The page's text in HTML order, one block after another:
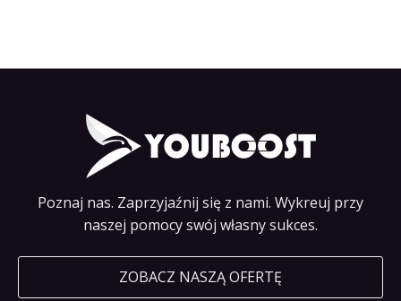
Poznaj nas. Zaprzyjaźnij się z nami. Wykreuj przy
naszej pomocy swój własny sukces.
ZOBACZ NASZĄ OFERTĘ